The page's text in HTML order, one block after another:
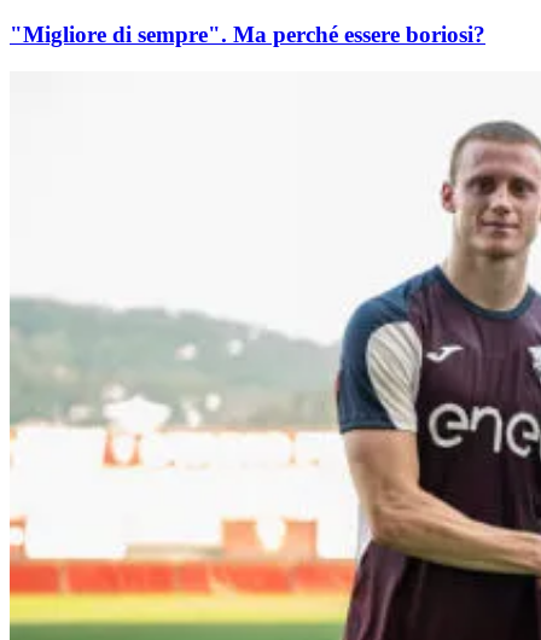
"Migliore di sempre". Ma perché essere boriosi?